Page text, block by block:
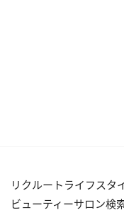
リクルートライフスタ
ビューティーサロン検